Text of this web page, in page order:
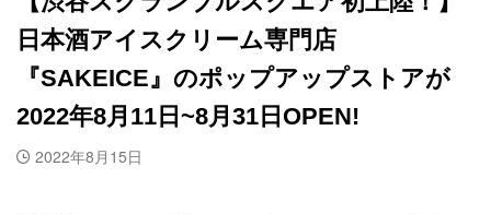
日本酒アイスクリーム専門店
『SAKEICE』のポップアップストアが
2022年8月11日~8月31日OPEN!
2022年8月15日